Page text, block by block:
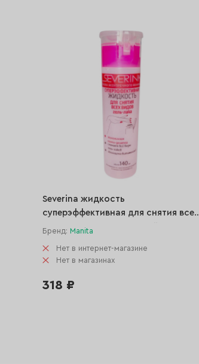
Severina жидкость
суперэффективная для снятия всех
видов гель-лака с помпой, 140 мл
Бренд: Manita
Нет в интернет-магазине
Нет в магазинах
318 ₽